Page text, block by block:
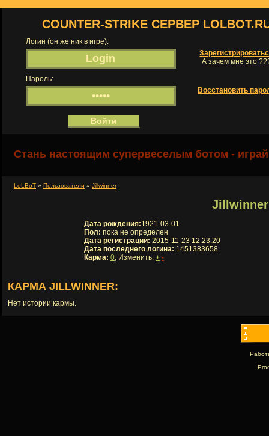
COUNTER-STRIKE СЕРВЕР
Логин (он же ник в игре):
А зачем мне это
Пароль:
Восстановить
Стань настоящим супервеселым ботом -
LoLBoT » Пользователи » Jillwinner
Jillwinner
Дата рождения:1921-03-01
Пол: пока не определен
Дата регистрации: 2015-11-23 12:23:20
Дата последнего логина: 1451383658
Карма: 0; Изменить: + -
КАРМА JILLWINNER:
Нет истории кармы.